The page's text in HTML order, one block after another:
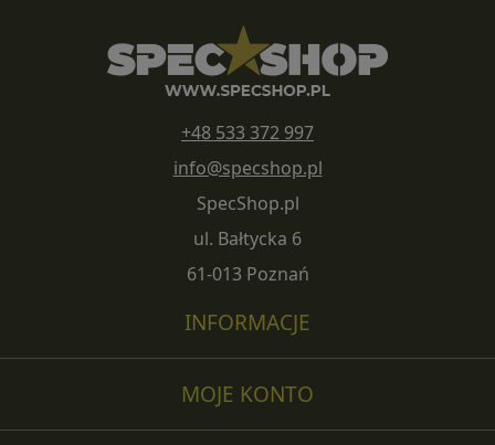
MOJE KONTO
+48 533 372 997
info@specshop.pl
SpecShop.pl
ul. Bałtycka 6
61-013 Poznań
INFORMACJE